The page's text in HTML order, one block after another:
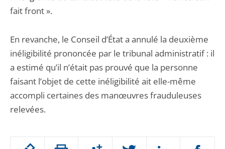
Passer
fait front ».
En revanche, le Conseil d’État a annulé la deuxième
inéligibilité prononcée par le tribunal administratif : il
a estimé qu’il n’était pas prouvé que la personne
faisant l’objet de cette inéligibilité ait elle-même
accompli certaines des manœuvres frauduleuses
relevées.